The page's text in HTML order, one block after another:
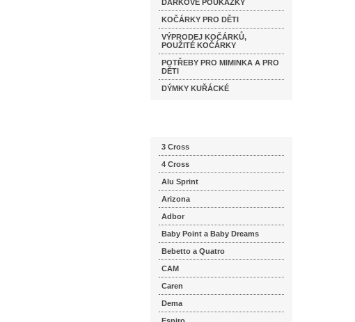
DÁRKOVÉ POUKÁZKY
KOČÁRKY PRO DĚTI
VÝPRODEJ KOČÁRKŮ,
POUŽITÉ KOČÁRKY
POTŘEBY PRO MIMINKA A PRO
DĚTI
DÝMKY KUŘÁCKÉ
3 Cross
4 Cross
Alu Sprint
Arizona
Adbor
Baby Point a Baby Dreams
Bebetto a Quatro
CAM
Caren
Dema